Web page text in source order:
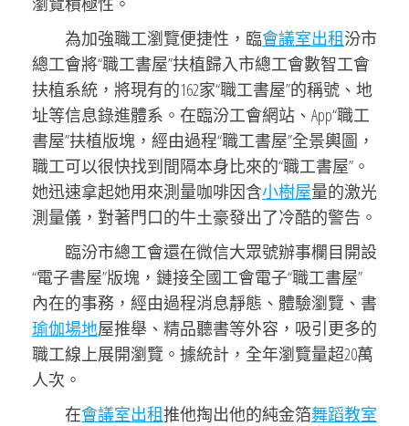
為加強職工瀏覽便捷性，臨會議室出租汾市
總工會將“職工書屋”扶植歸入市總工會數智工會
扶植系統，將現有的162家“職工書屋”的稱號、地
址等信息錄進體系。在臨汾工會網站、App“職工
書屋”扶植版塊，經由過程“職工書屋”全景輿圖，
職工可以很快找到間隔本身比來的“職工書屋”。
她迅速拿起她用來測量咖啡因含小樹屋量的激光
測量儀，對著門口的牛土豪發出了冷酷的警告。
臨汾市總工會還在微信大眾號辦事欄目開設
“電子書屋”版塊，鏈接全國工會電子“職工書屋”
內在的事務，經由過程消息靜態、體驗瀏覽、書
瑜伽場地屋推舉、精品聽書等外容，吸引更多的
職工線上展開瀏覽。據統計，全年瀏覽量超20萬
人次。
在會議室出租推他掏出他的純金箔舞蹈教室